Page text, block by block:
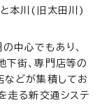
本川(旧太田川)
中心でもあり、
下街、専門店等の
などが集積してお
走る新交通システ